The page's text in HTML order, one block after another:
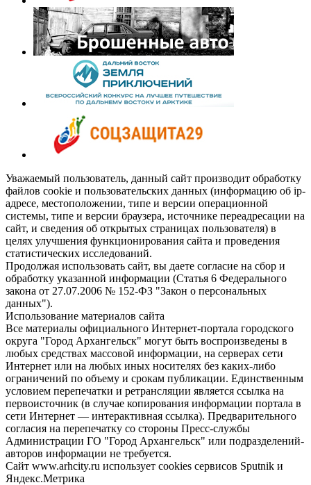
Уважаемый пользователь, данный сайт производит обработку
файлов cookie и пользовательских данных (информацию об ip-
адресе, местоположении, типе и версии операционной
системы, типе и версии браузера, источнике переадресации на
сайт, и сведения об открытых страницах пользователя) в
целях улучшения функционирования сайта и проведения
статистических исследований.
Продолжая использовать сайт, вы даете согласие на сбор и
обработку указанной информации (Статья 6 Федерального
закона от 27.07.2006 № 152-ФЗ "Закон о персональных
данных").
Использование материалов сайта
Все материалы официального Интернет-портала городского
округа "Город Архангельск" могут быть воспроизведены в
любых средствах массовой информации, на серверах сети
Интернет или на любых иных носителях без каких-либо
ограничений по объему и срокам публикации. Единственным
условием перепечатки и ретрансляции является ссылка на
первоисточник (в случае копирования информации портала в
сети Интернет — интерактивная ссылка). Предварительного
согласия на перепечатку со стороны Пресс-службы
Администрации ГО "Город Архангельск" или подразделений-
авторов информации не требуется.
Сайт www.arhcity.ru использует cookies сервисов Sputnik и
Яндекс.Метрика